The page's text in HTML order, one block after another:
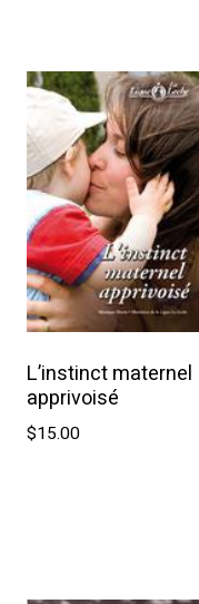
croissant
L’instinct maternel
apprivoisé
$15.00